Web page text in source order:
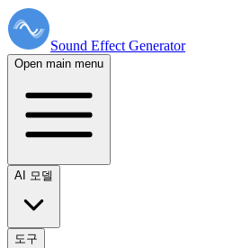
Sound Effect Generator
Open main menu
AI 모델
도구